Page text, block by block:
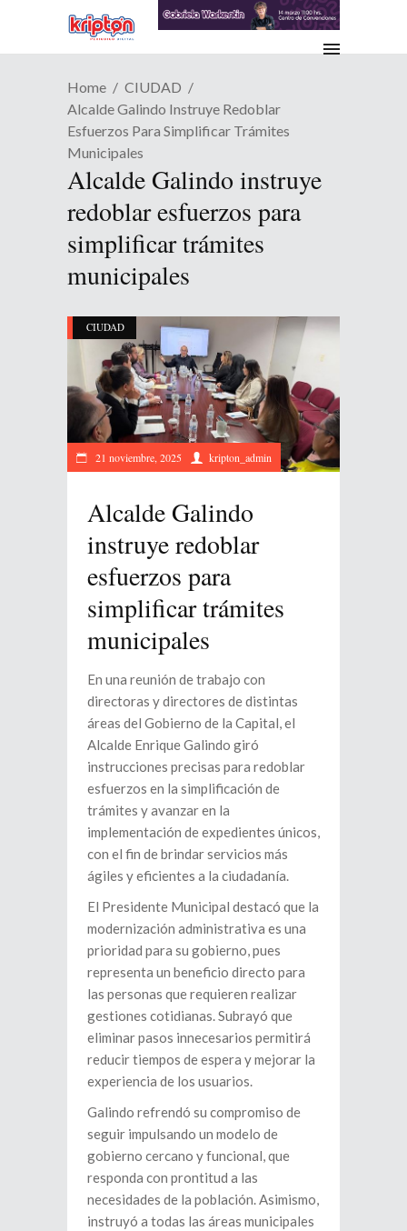
Home
CIUDAD
Alcalde Galindo Instruye Redoblar
Esfuerzos Para Simplificar Trámites
Municipales
Alcalde Galindo instruye
redoblar esfuerzos para
simplificar trámites
municipales
CIUDAD
21 noviembre, 2025 kripton_admin
Alcalde Galindo
instruye redoblar
esfuerzos para
simplificar trámites
municipales
En una reunión de trabajo con
directoras y directores de distintas
áreas del Gobierno de la Capital, el
Alcalde Enrique Galindo giró
instrucciones precisas para redoblar
esfuerzos en la simplificación de
trámites y avanzar en la
implementación de expedientes únicos,
con el fin de brindar servicios más
ágiles y eficientes a la ciudadanía.
El Presidente Municipal destacó que la
modernización administrativa es una
prioridad para su gobierno, pues
representa un beneficio directo para
las personas que requieren realizar
gestiones cotidianas. Subrayó que
eliminar pasos innecesarios permitirá
reducir tiempos de espera y mejorar la
experiencia de los usuarios.
Galindo refrendó su compromiso de
seguir impulsando un modelo de
gobierno cercano y funcional, que
responda con prontitud a las
necesidades de la población. Asimismo,
instruyó a todas las áreas municipales